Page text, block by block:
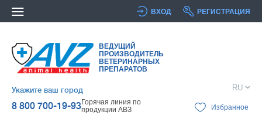
ВХОД РЕГИСТРАЦИЯ
ВЕДУЩИЙ
ПРОИЗВОДИТЕЛЬ
ВЕТЕРИНАРНЫХ
ПРЕПАРАТОВ
Укажите ваш город
8 800 700-19-93Горячая линия по
продукции АВЗ
RU
Избранное